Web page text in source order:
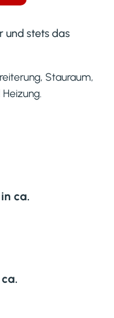
und stets das
Stauraum,
ca.